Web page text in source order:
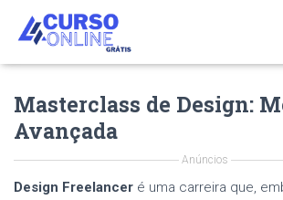
Masterclass de Design:
Avançada
Anúncios
Design Freelancer é uma carreira que,